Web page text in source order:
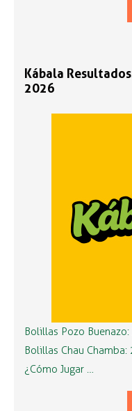
Kábala
2026
Bolillas Pozo
Bolillas Chau
¿Cómo Jugar …